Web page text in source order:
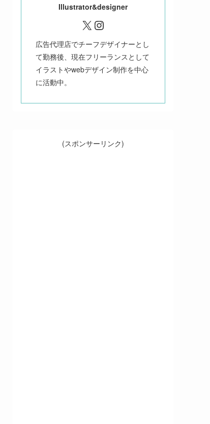
Illustrator&designer
X Instagram
広告代理店でチーフデザイナーとし
て勤務後、現在フリーランスとして
イラストやwebデザイン制作を中心
に活動中。
(スポンサーリンク)